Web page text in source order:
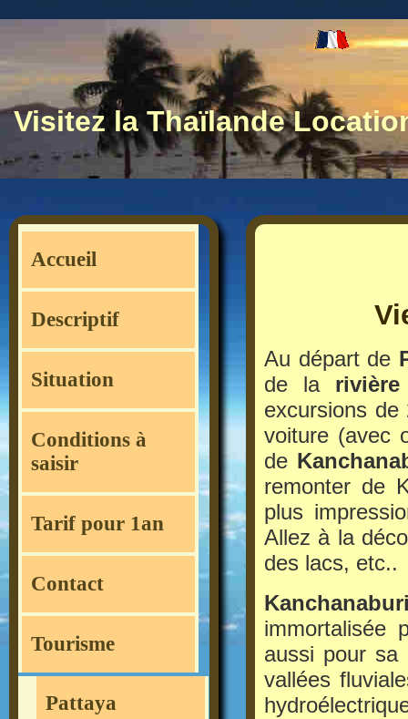
Visitez la Thaïlande
Accueil
Descriptif
Situation
Conditions à
saisir
Tarif pour 1an
Contact
Tourisme
Pattaya
Au départ de
de la
excursions
voiture (avec
de
remonter de
plus
Allez à la
des lacs, etc..
immortalisée
aussi pour sa
vallées